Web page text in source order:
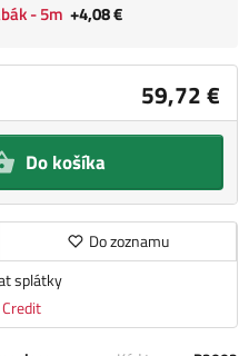
59,72 €
Do košíka
Do zoznamu
splátky
- 5m +4,08 €